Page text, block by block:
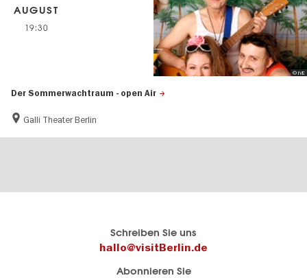
Der Sommerwachtraum - open Air
Galli Theater Berlin
AUGUST
19:30
© IVE
Schreiben Sie uns
hallo@visitBerlin.de
Abonnieren Sie